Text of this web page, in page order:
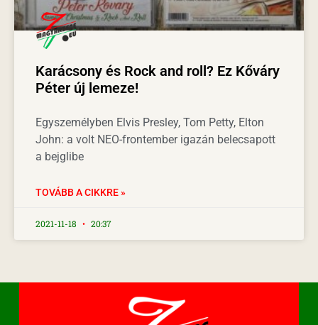
Karácsony és Rock and roll? Ez Kőváry
Péter új lemeze!
Egyszemélyben Elvis Presley, Tom Petty, Elton
John: a volt NEO-frontember igazán belecsapott
a bejglibe
TOVÁBB A CIKKRE »
2021-11-18 20:37